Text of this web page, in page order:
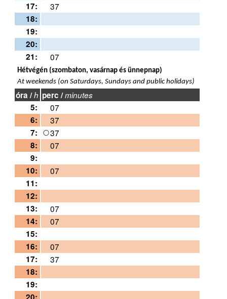
17:
37
18:
19:
20:
21:
07
Hétvégén (szombaton, vasárnap és ünnepnap)
At weekends (on Saturdays, Sundays and public holidays)
óra /h perc /minutes
5:
07
6:
37
7:
37
8:
07
9:
10:
07
11:
12:
13:
07
14:
07
15:
16:
07
17:
37
18:
19: